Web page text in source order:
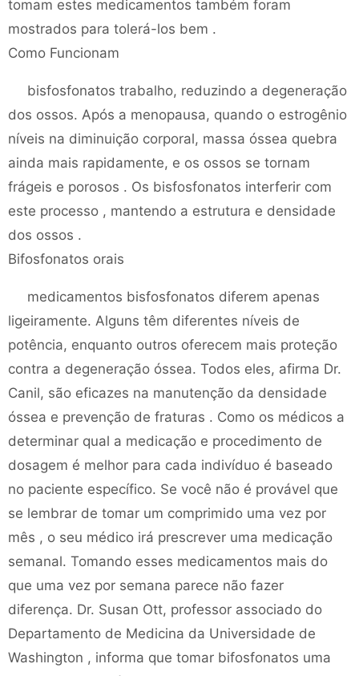
tomam estes medicamentos também foram
mostrados para tolerá-los bem .
Como Funcionam
bisfosfonatos trabalho, reduzindo a degeneração
dos ossos. Após a menopausa, quando o estrogênio
níveis na diminuição corporal, massa óssea quebra
ainda mais rapidamente, e os ossos se tornam
frágeis e porosos . Os bisfosfonatos interferir com
este processo , mantendo a estrutura e densidade
dos ossos .
Bifosfonatos orais
medicamentos bisfosfonatos diferem apenas
ligeiramente. Alguns têm diferentes níveis de
potência, enquanto outros oferecem mais proteção
contra a degeneração óssea. Todos eles, afirma Dr.
Canil, são eficazes na manutenção da densidade
óssea e prevenção de fraturas . Como os médicos a
determinar qual a medicação e procedimento de
dosagem é melhor para cada indivíduo é baseado
no paciente específico. Se você não é provável que
se lembrar de tomar um comprimido uma vez por
mês , o seu médico irá prescrever uma medicação
semanal. Tomando esses medicamentos mais do
que uma vez por semana parece não fazer
diferença. Dr. Susan Ott, professor associado do
Departamento de Medicina da Universidade de
Washington , informa que tomar bifosfonatos uma